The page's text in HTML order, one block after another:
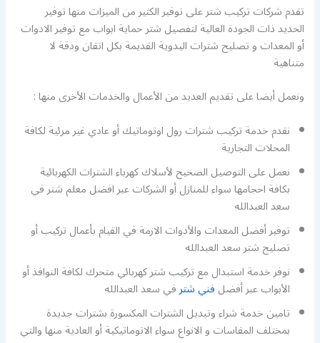
تقدم شركات تركيب شتر على توفير الكثير من الميزات منها توفير
الحديد ذات الجودة العالية لتفصيل شتر حماية ابواب مع توفير الادوات
أو المعدات و تصليح شترات اليدوية القديمة بكل اتقان ودقة لا
متناهية
ونعمل أيضا على تقديم العديد من الأعمال والخدمات الأخرى منها :
نقدم خدمة تركيب شترات رول اوتوماتيك أو عادي غير مرئية لكافة
المحلات التجارية
نعمل على التوصيل الصحيح لأسلاك كهرباء الشترات الكهربائية
بكافة احجامها سواء للمنازل أو الشركات عبر افضل معلم شتر في
سعد العبدالله
توفير أفضل المعدات والأدوات الازمة في القيام بأعمال تركيب أو
تصليح شتر سعد العبدالله
نوفر خدمة استبدال مع تركيب شتر كهربائي متحرك لكافة النوافذ أو
الأبواب عبر أفضلفني شترفي سعد العبدالله
تامين خدمة شراء وتبديل الشترات المكسورة بشترات جديدة
بمختلف المقاسات و الانواع سواء الاتوماتيكية أو العادية منها والتي